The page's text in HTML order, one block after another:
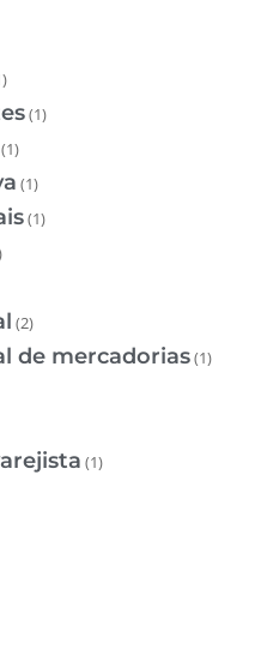
(1)
(1)
(1)
(1)
(2)
de mercadorias(1)
(1)